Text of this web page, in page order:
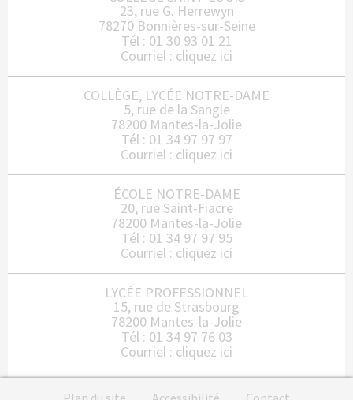
23, rue G. Herrewyn
78270 Bonnières-sur-Seine
Tél : 01 30 93 01 21
Courriel : cliquez ici
COLLÈGE, LYCÉE NOTRE-DAME
5, rue de la Sangle
78200 Mantes-la-Jolie
Tél : 01 34 97 97 97
Courriel : cliquez ici
ÉCOLE NOTRE-DAME
20, rue Saint-Fiacre
78200 Mantes-la-Jolie
Tél : 01 34 97 97 95
Courriel : cliquez ici
LYCÉE PROFESSIONNEL
15, rue de Strasbourg
78200 Mantes-la-Jolie
Tél : 01 34 97 76 03
Courriel : cliquez ici